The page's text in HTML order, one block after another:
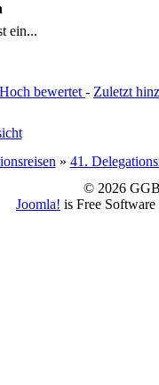
ein...
Hoch bewertet - Zuletzt
» 41.
© 2026
Joomla! is Free